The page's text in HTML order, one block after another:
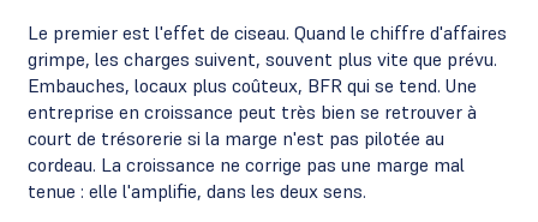
Le premier est l'effet de ciseau. Quand le chiffre d'affaires
grimpe, les charges suivent, souvent plus vite que prévu.
Embauches, locaux plus coûteux, BFR qui se tend. Une
entreprise en croissance peut très bien se retrouver à
court de trésorerie si la marge n'est pas pilotée au
cordeau. La croissance ne corrige pas une marge mal
tenue : elle l'amplifie, dans les deux sens.